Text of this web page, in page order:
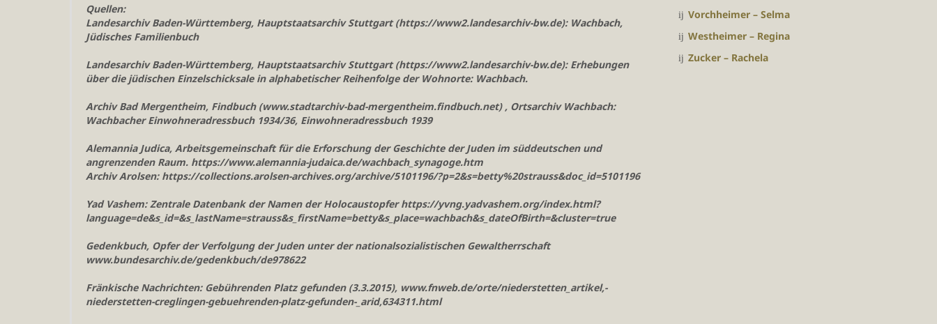
Quellen:
Landesarchiv Baden-Württemberg, Hauptstaatsarchiv Stuttgart (https://www2.landesarchiv-bw.de): Wachbach,
Jüdisches Familienbuch
Landesarchiv Baden-Württemberg, Hauptstaatsarchiv Stuttgart (https://www2.landesarchiv-bw.de): Erhebungen
über die jüdischen Einzelschicksale in alphabetischer Reihenfolge der Wohnorte: Wachbach.
Archiv Bad Mergentheim, Findbuch (www.stadtarchiv-bad-mergentheim.findbuch.net) , Ortsarchiv Wachbach:
Wachbacher Einwohneradressbuch 1934/36, Einwohneradressbuch 1939
Alemannia Judica, Arbeitsgemeinschaft für die Erforschung der Geschichte der Juden im süddeutschen und
angrenzenden Raum. https://www.alemannia-judaica.de/wachbach_synagoge.htm
Archiv Arolsen: https://collections.arolsen-archives.org/archive/5101196/?p=2&s=betty%20strauss&doc_id=5101196
Yad Vashem: Zentrale Datenbank der Namen der Holocaustopfer https://yvng.yadvashem.org/index.html?
language=de&s_id=&s_lastName=strauss&s_firstName=betty&s_place=wachbach&s_dateOfBirth=&cluster=true
Gedenkbuch, Opfer der Verfolgung der Juden unter der nationalsozialistischen Gewaltherrschaft
www.bundesarchiv.de/gedenkbuch/de978622
Fränkische Nachrichten: Gebührenden Platz gefunden (3.3.2015), www.fnweb.de/orte/niederstetten_artikel,-
niederstetten-creglingen-gebuehrenden-platz-gefunden-_arid,634311.html
Vorchheimer – Selma
Westheimer – Regina
Zucker – Rachela